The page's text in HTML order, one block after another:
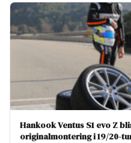
Hankook Ventus S1 evo Z
originalmontering i 19/20-